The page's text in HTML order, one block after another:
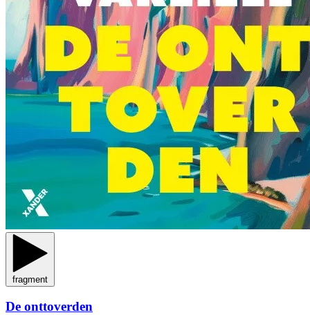
fragment
De onttoverden